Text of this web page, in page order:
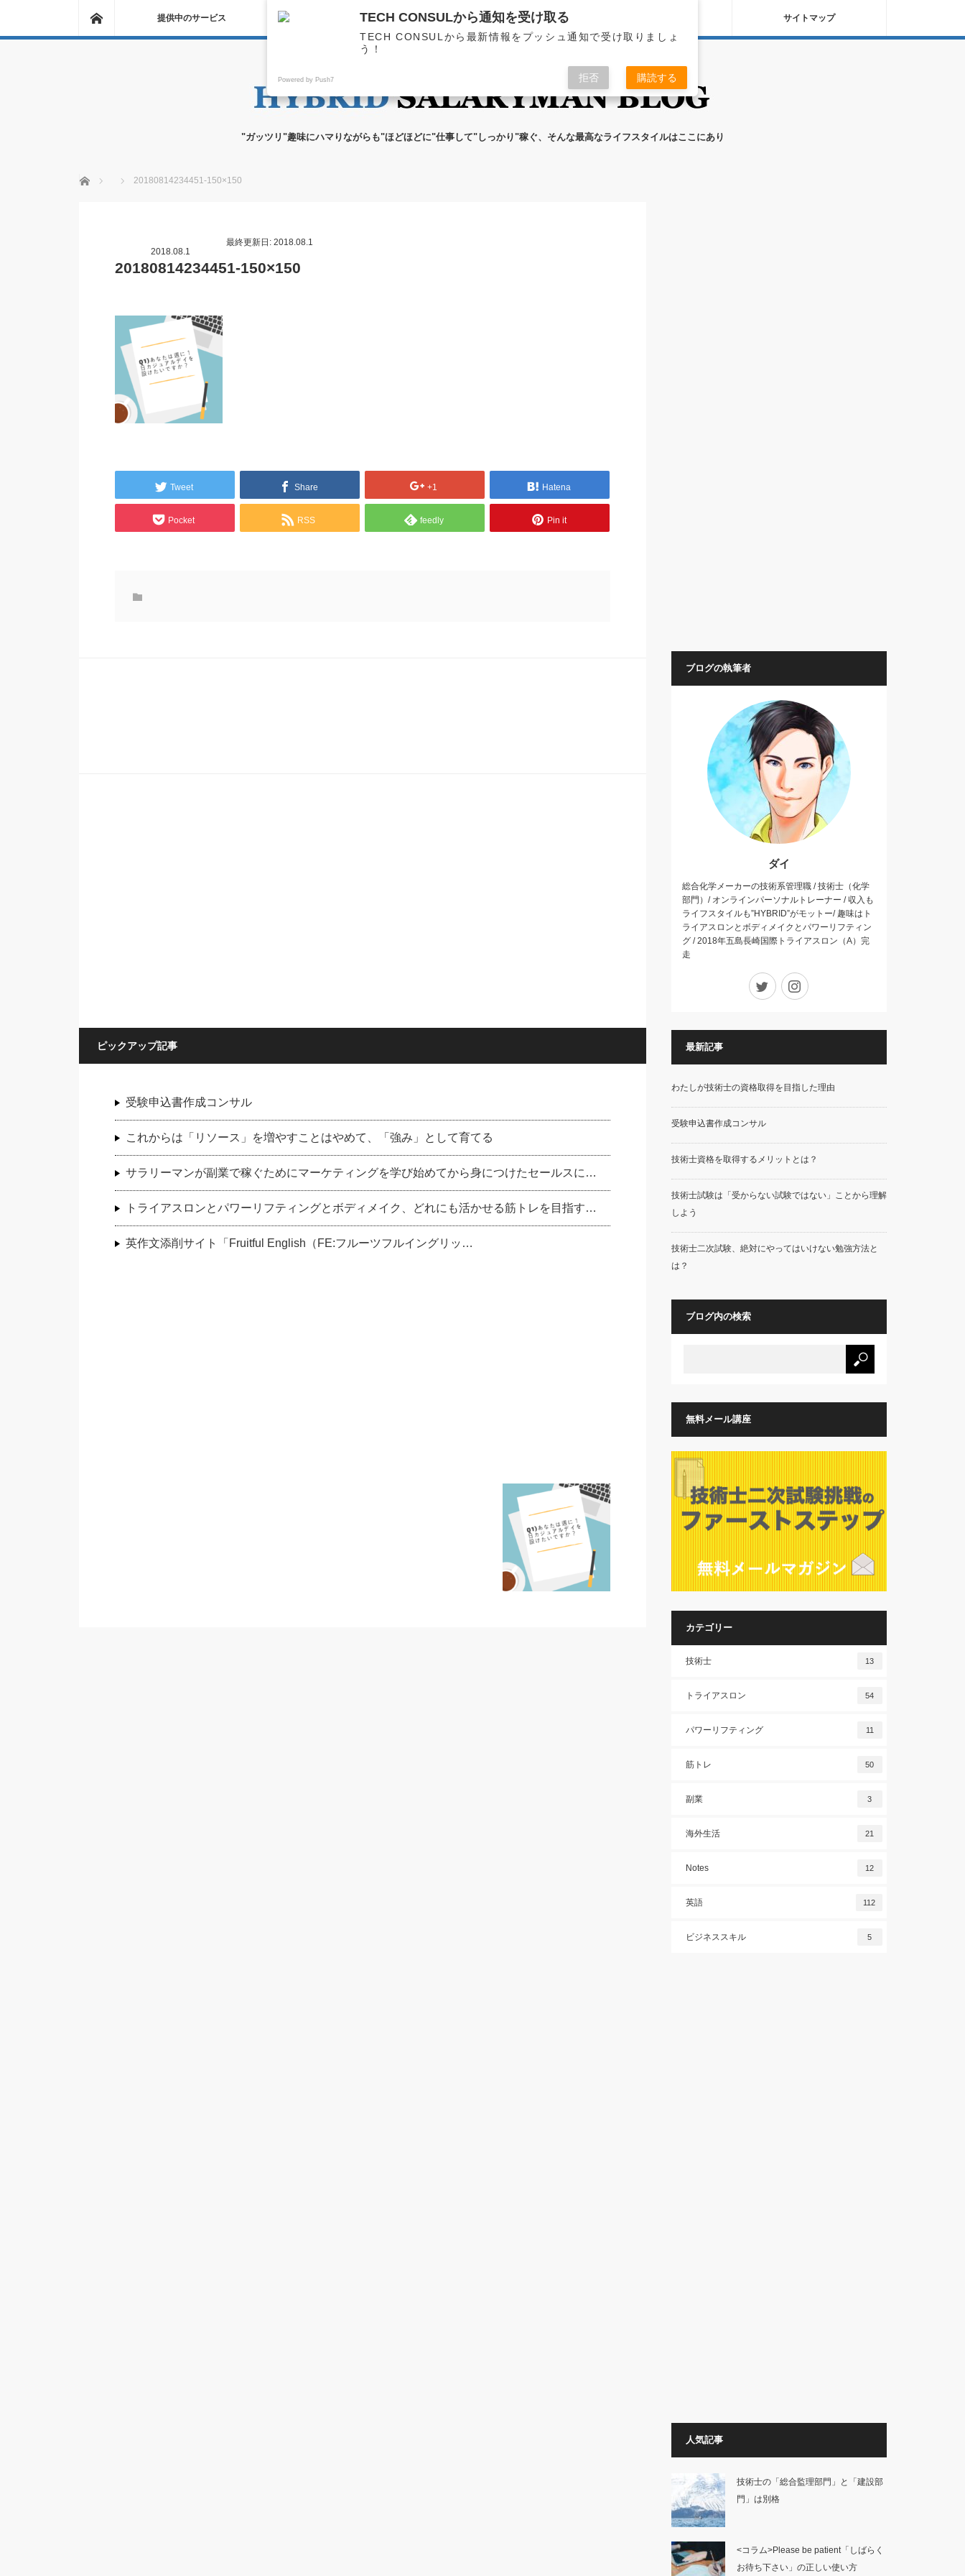
提供中のサービス 無料メール講座 ブログの執筆者 サイトマップ
"ガッツリ"趣味にハマりながらも"ほどほどに"仕事して"しっかり"稼ぐ、そんな最高なライフスタイルはここにあり
ホーム 20180814234451-150×150
2018.08.1
最終更新日: 2018.08.1
20180814234451-150×150
Tweet Share +1 Hatena
Pocket RSS feedly Pin it
ピックアップ記事
受験申込書作成コンサル
これからは「リソース」を増やすことはやめて、「強み」として育てる
サラリーマンが副業で稼ぐためにマーケティングを学び始めてから身につけたセールスに…
トライアスロンとパワーリフティングとボディメイク、どれにも活かせる筋トレを目指す…
英作文添削サイト「Fruitful English（FE:フルーツフルイングリッ…
ブログの執筆者
ダイ
総合化学メーカーの技術系管理職 / 技術士（化学
部門）/ オンラインパーソナルトレーナー / 収入も
ライフスタイルも”HYBRID”がモットー/ 趣味はト
ライアスロンとボディメイクとパワーリフティン
グ / 2018年五島長崎国際トライアスロン（A）完
走
Twitter
最新記事
わたしが技術士の資格取得を目指した理由
受験申込書作成コンサル
技術士資格を取得するメリットとは？
技術士試験は「受からない試験ではない」ことから理解
しよう
技術士二次試験、絶対にやってはいけない勉強方法と
は？
ブログ内の検索
無料メール講座
カテゴリー
技術士 13
トライアスロン 54
パワーリフティング 11
筋トレ 50
副業 3
海外生活 21
Notes 12
英語 112
ビジネススキル 5
人気記事
技術士の「総合監理部門」と「建設部
門」は別格
<コラム>Please be patient「しばらく
お待ち下さい」の正しい使い方
TECH CONSULから通知を受け取る
TECH CONSULから最新情報をプッシュ通知で受け取りましょ
う！
Powered by Push7 拒否 購読する